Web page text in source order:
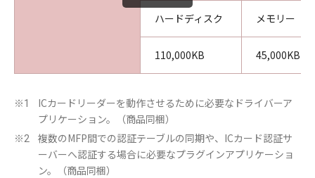
ハードディスク メモリー
110,000KB 45,000KB
※1
ICカードリーダーを動作させるために必要なドライバーア
プリケーション。（商品同梱）
※2
複数のMFP間での認証テーブルの同期や、ICカード認証サ
ーバーへ認証する場合に必要なプラグインアプリケーショ
ン。（商品同梱）